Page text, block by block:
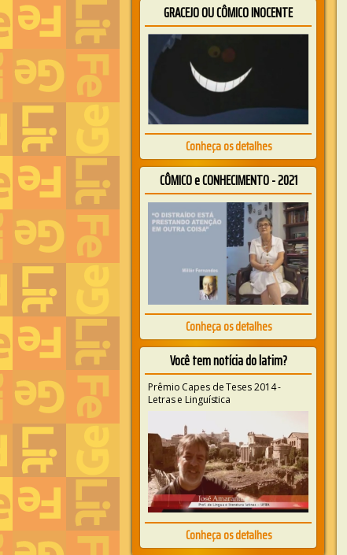
GRACEJO OU CÔMICO INOCENTE
Conheça os detalhes
CÔMICO e CONHECIMENTO - 2021
Conheça os detalhes
Você tem notícia do latim?
Prêmio Capes de Teses 2014 -
Letras e Linguística
Conheça os detalhes